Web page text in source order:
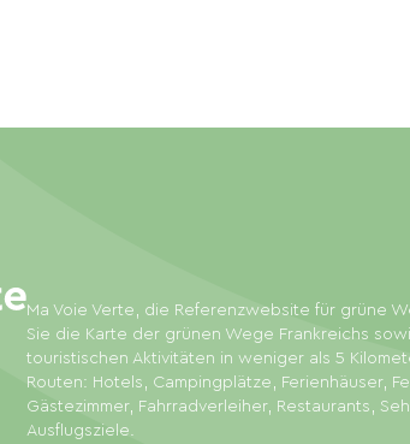
Ma Voie Verte, die Referenzwebsite für grüne
Sie die Karte der grünen Wege Frankreichs
touristischen Aktivitäten in weniger als 5
Routen: Hotels, Campingplätze, Ferienhäuser,
Gästezimmer, Fahrradverleiher, Restaurants,
Ausflugsziele.